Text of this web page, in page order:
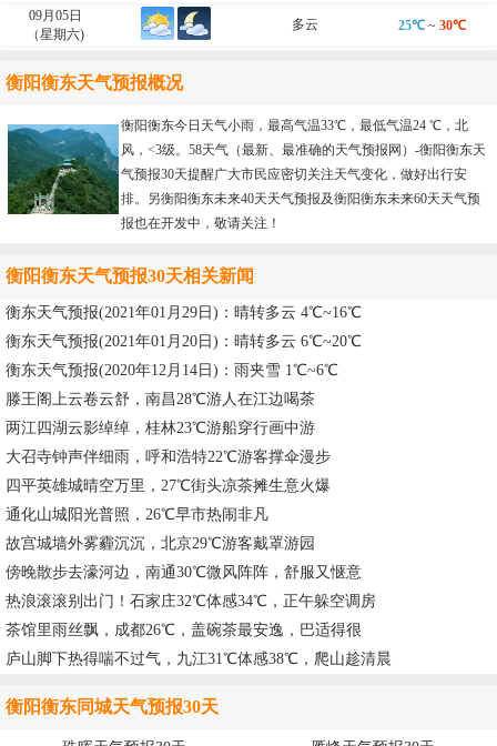
09月05日
（星期六)
多云 25℃ ~ 30℃
衡阳衡东天气预报概况
衡阳衡东今日天气小雨，最高气温33℃，最低气温24 ℃，北
风，<3级。58天气（最新、最准确的天气预报网）-衡阳衡东天
气预报30天提醒广大市民应密切关注天气变化，做好出行安
排。另衡阳衡东未来40天天气预报及衡阳衡东未来60天天气预
报也在开发中，敬请关注！
衡阳衡东天气预报30天相关新闻
衡东天气预报(2021年01月29日)：晴转多云 4℃~16℃
衡东天气预报(2021年01月20日)：晴转多云 6℃~20℃
衡东天气预报(2020年12月14日)：雨夹雪 1℃~6℃
滕王阁上云卷云舒，南昌28℃游人在江边喝茶
两江四湖云影绰绰，桂林23℃游船穿行画中游
大召寺钟声伴细雨，呼和浩特22℃游客撑伞漫步
四平英雄城晴空万里，27℃街头凉茶摊生意火爆
通化山城阳光普照，26℃早市热闹非凡
故宫城墙外雾霾沉沉，北京29℃游客戴罩游园
傍晚散步去濠河边，南通30℃微风阵阵，舒服又惬意
热浪滚滚别出门！石家庄32℃体感34℃，正午躲空调房
茶馆里雨丝飘，成都26℃，盖碗茶最安逸，巴适得很
庐山脚下热得喘不过气，九江31℃体感38℃，爬山趁清晨
衡阳衡东同城天气预报30天